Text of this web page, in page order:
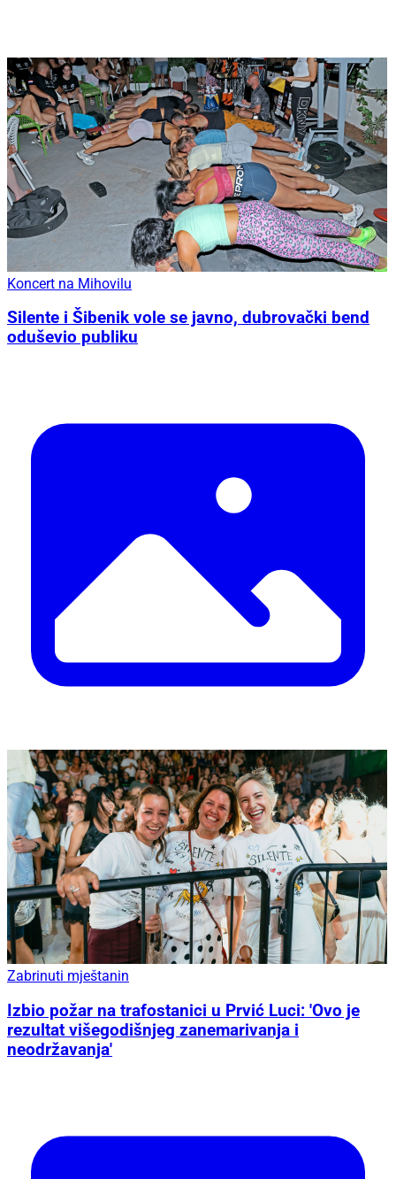
Koncert na Mihovilu
Silente i Šibenik vole se javno, dubrovački bend
oduševio publiku
Zabrinuti mještanin
Izbio požar na trafostanici u Prvić Luci: 'Ovo je
rezultat višegodišnjeg zanemarivanja i
neodržavanja'